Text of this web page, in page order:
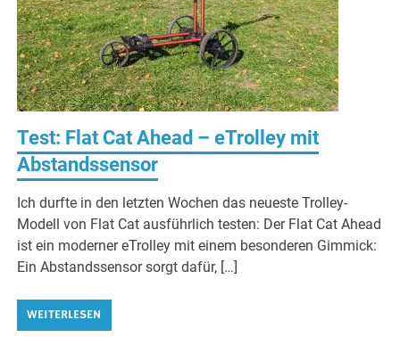
Test: Flat Cat Ahead – eTrolley mit
Abstandssensor
Ich durfte in den letzten Wochen das neueste Trolley-
Modell von Flat Cat ausführlich testen: Der Flat Cat Ahead
ist ein moderner eTrolley mit einem besonderen Gimmick:
Ein Abstandssensor sorgt dafür, […]
WEITERLESEN